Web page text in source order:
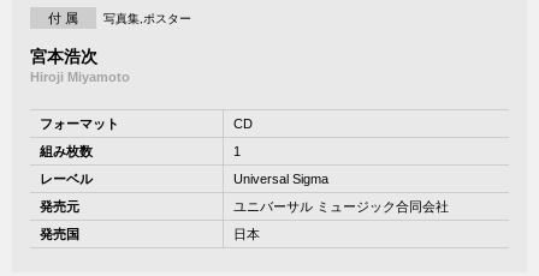
付 属 写真集,ポスター
宮本浩次
Hiroji Miyamoto
フォーマット
CD
組み枚数
1
レーベル
Universal Sigma
発売元
ユニバーサル ミュージック合同会社
発売国
日本